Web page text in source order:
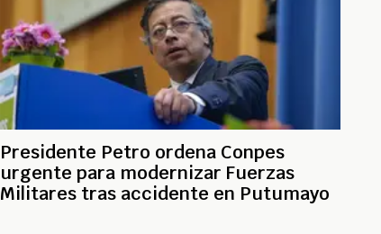
Presidente Petro ordena Conpes
urgente para modernizar Fuerzas
Militares tras accidente en Putumayo